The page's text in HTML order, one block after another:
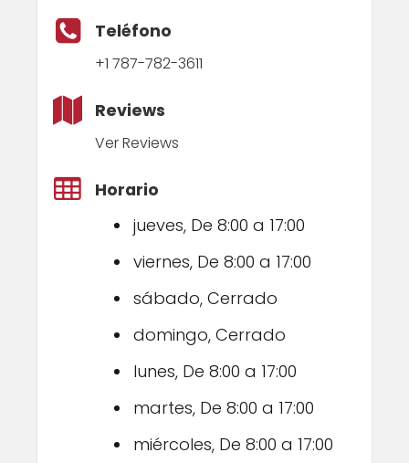
Teléfono
+1 787-782-3611
Reviews
Ver Reviews
Horario
jueves, De 8:00 a 17:00
viernes, De 8:00 a 17:00
sábado, Cerrado
domingo, Cerrado
lunes, De 8:00 a 17:00
martes, De 8:00 a 17:00
miércoles, De 8:00 a 17:00